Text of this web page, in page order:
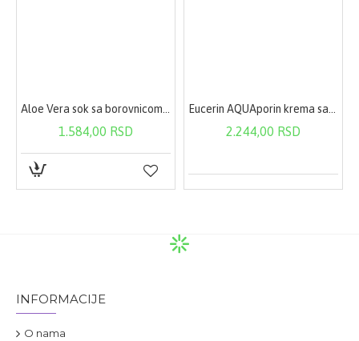
1.584,00 RSD 2.244,00 RSD
INFORMACIJE
O nama